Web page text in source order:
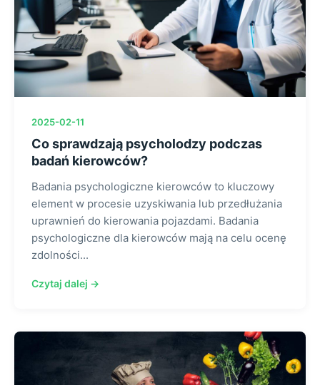
2025-02-11
Co sprawdzają psycholodzy podczas
badań kierowców?
Badania psychologiczne kierowców to kluczowy
element w procesie uzyskiwania lub przedłużania
uprawnień do kierowania pojazdami. Badania
psychologiczne dla kierowców mają na celu ocenę
zdolności...
Czytaj dalej →